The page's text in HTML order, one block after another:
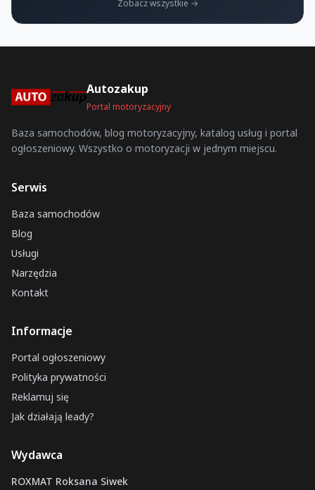
Zobacz wszystkie →
Autozakup
Portal motoryzacyjny
Baza samochodów, blog motoryzacyjny, katalog usług i portal
ogłoszeniowy. Wszystko o motoryzacji w jednym miejscu.
Serwis
Baza samochodów
Blog
Usługi
Narzędzia
Kontakt
Informacje
Portal ogłoszeniowy
Polityka prywatności
Reklamuj się
Jak działają leady?
Wydawca
ROXMAT Roksana Siwek